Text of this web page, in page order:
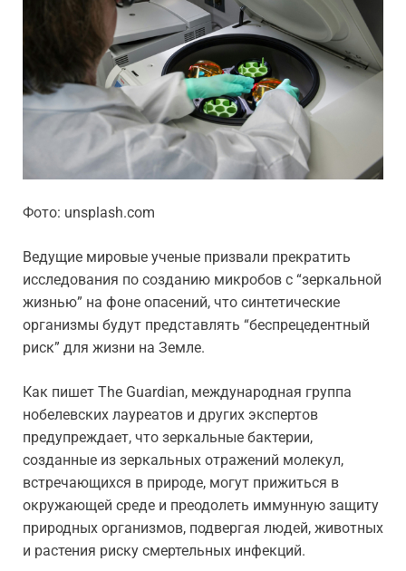
Фото: unsplash.com
Ведущие мировые ученые призвали прекратить
исследования по созданию микробов с “зеркальной
жизнью” на фоне опасений, что синтетические
организмы будут представлять “беспрецедентный
риск” для жизни на Земле.
Как пишет The Guardian, международная группа
нобелевских лауреатов и других экспертов
предупреждает, что зеркальные бактерии,
созданные из зеркальных отражений молекул,
встречающихся в природе, могут прижиться в
окружающей среде и преодолеть иммунную защиту
природных организмов, подвергая людей, животных
и растения риску смертельных инфекций.